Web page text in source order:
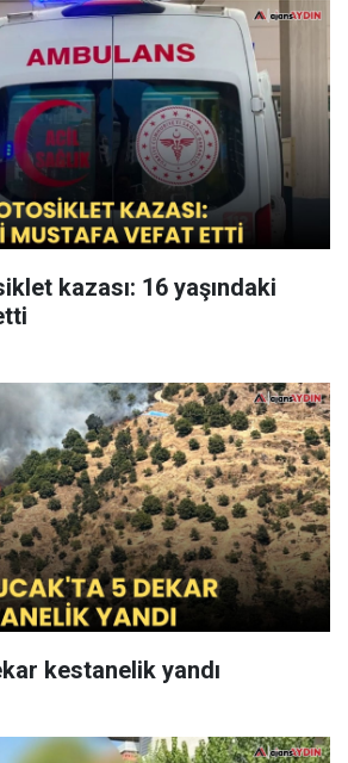
kazası: 16 yaşındaki
kestanelik yandı